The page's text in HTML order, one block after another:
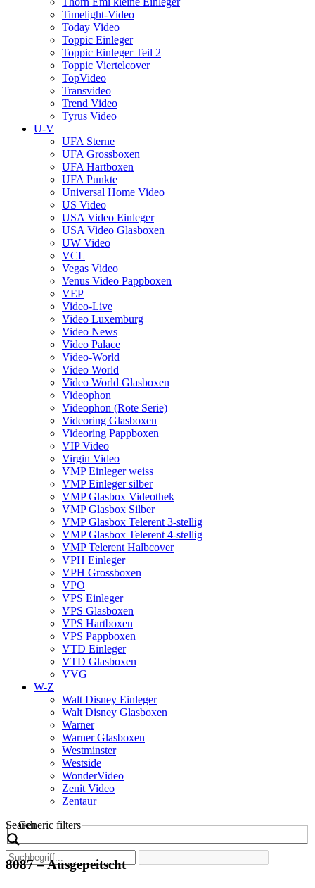
Timelight-Video
Today Video
Toppic Einleger
Toppic Einleger Teil 2
Toppic Viertelcover
TopVideo
Transvideo
Trend Video
Tyrus Video
U-V
UFA Sterne
UFA Grossboxen
UFA Hartboxen
UFA Punkte
Universal Home Video
US Video
USA Video Einleger
USA Video Glasboxen
UW Video
VCL
Vegas Video
Venus Video Pappboxen
VEP
Video-Live
Video Luxemburg
Video News
Video Palace
Video-World
Video World
Video World Glasboxen
Videophon
Videophon (Rote Serie)
Videoring Glasboxen
Videoring Pappboxen
VIP Video
Virgin Video
VMP Einleger weiss
VMP Einleger silber
VMP Glasbox Videothek
VMP Glasbox Silber
VMP Glasbox Telerent 3-stellig
VMP Glasbox Telerent 4-stellig
VMP Telerent Halbcover
VPH Einleger
VPH Grossboxen
VPO
VPS Einleger
VPS Glasboxen
VPS Hartboxen
VPS Pappboxen
VTD Einleger
VTD Glasboxen
VVG
W-Z
Walt Disney Einleger
Walt Disney Glasboxen
Warner
Warner Glasboxen
Westminster
Westside
WonderVideo
Zenit Video
Zentaur
Search
Generic filters
8087 – Ausgepeitscht